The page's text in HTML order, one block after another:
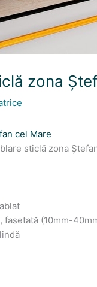
zona
cel Mare
sticlă zona
fasetată (10mm-